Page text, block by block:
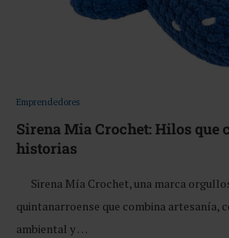
Emprendedores
Sirena Mia Crochet: Hilos que
historias
Sirena Mía Crochet, una marca
quintanarroense que combina artesanía,
ambiental y …